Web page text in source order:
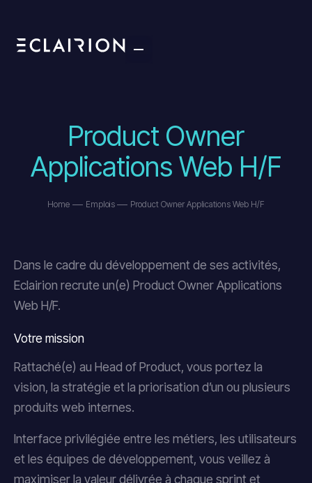
Product Owner
Applications Web H/F
Home Emplois Product Owner Applications Web H/F
Dans le cadre du développement de ses activités,
Eclairion recrute un(e) Product Owner Applications
Web H/F.
Votre mission
Rattaché(e) au Head of Product, vous portez la
vision, la stratégie et la priorisation d’un ou plusieurs
produits web internes.
Interface privilégiée entre les métiers, les utilisateurs
et les équipes de développement, vous veillez à
maximiser la valeur délivrée à chaque sprint et